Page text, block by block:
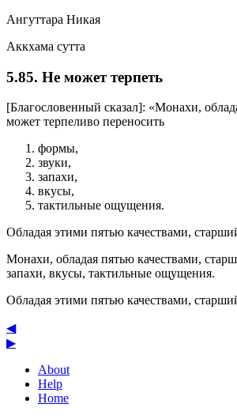
Ангуттара Никая
Аккхама сутта
5.85. Не может терпеть
[Благословенный сказал]: «Монахи,
может терпеливо переносить
формы,
звуки,
запахи,
вкусы,
тактильные ощущения.
Обладая этими пятью качествами,
Монахи, обладая пятью качествами,
запахи, вкусы, тактильные ощущения.
Обладая этими пятью качествами,
◀
▶
About
Help
Home